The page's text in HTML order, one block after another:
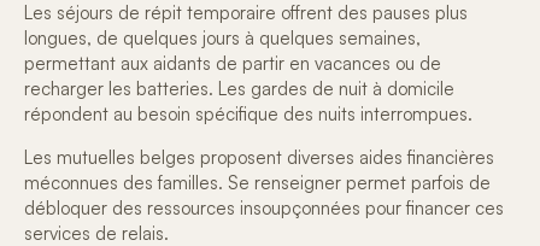
Les séjours de répit temporaire offrent des pauses plus
longues, de quelques jours à quelques semaines,
permettant aux aidants de partir en vacances ou de
recharger les batteries. Les gardes de nuit à domicile
répondent au besoin spécifique des nuits interrompues.
Les mutuelles belges proposent diverses aides financières
méconnues des familles. Se renseigner permet parfois de
débloquer des ressources insoupçonnées pour financer ces
services de relais.